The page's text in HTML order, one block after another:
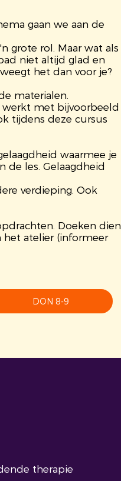
gaan we aan de
grote rol. Maar wat als
niet altijd glad en
het dan voor je?
materialen.
werkt met bijvoorbeeld
tijdens deze cursus
waarmee je
de les. Gelaagdheid
verdieping. Ook
Doeken dien
het atelier (informeer
DON 8-9
therapie